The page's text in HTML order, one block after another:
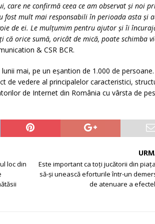
care ne confirmă ceea ce am observat și noi
mult mai responsabili în perioada asta și
de ei. Le mulțumim pentru ajutor și îi
că orice sumă, oricât de mică, poate schimba
& CSR BCR.
mai, pe un eșantion de 1.000 de persoane.
de vedere al principalelor caracteristici,
de Internet din România cu vârsta de
loc din
Este important ca toţi jucătorii din
să-şi unească eforturile într-un
de atenuare a